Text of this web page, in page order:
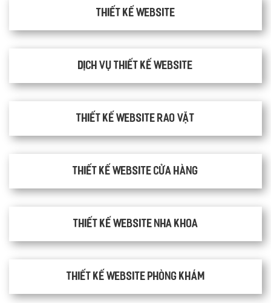
Thiết kế website
Dịch vụ thiết kế website
thiết kế website rao vặt
Thiết kế website cửa hàng
Thiết kế website nha khoa
thiết kế website phòng khám